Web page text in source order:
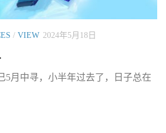
/ VIEW 2024年5月18日
5月中寻，小半年过去了，日子总在